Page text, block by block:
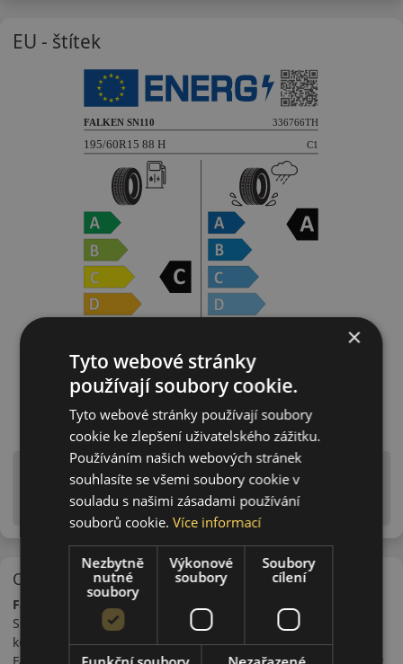
O značce
Falken
Společnost Falken byla založena v roce 1983 japonským
koncernem Sumitomo. Koncern do kterého patří i značka
EU - štítek
Upozornění! Hodnoty na štítku jsou pouze
informativního charakteru. Mohou být dodány pneumatiky
is EU štítky ve smyslu dosud platné (předchozí) legislativy.
×
Tyto webové stránky
používají soubory cookie.
Tyto webové stránky používají soubory
cookie ke zlepšení uživatelského zážitku.
Používáním našich webových stránek
souhlasíte se všemi soubory cookie v
souladu s našimi zásadami používání
souborů cookie.Více informací
Nezbytně
nutné
soubory
Výkonové
soubory
Soubory
cílení